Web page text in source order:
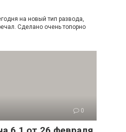
на новый тип развода,
Сделано очень топорно
0